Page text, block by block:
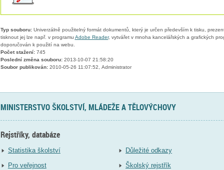
Typ souboru:Univerzálně použitelný formát dokumentů, který je určen především k tisku,
tisknout jej lze např. v programu Adobe Reader, vytvářet v mnoha kancelářských a grafických
doporučován k použití na webu.
Počet stažení:745
Poslední změna souboru:2013-10-07 21:58:20
Soubor publikován:2010-05-26 11:07:52, Administrator
MINISTERSTVO ŠKOLSTVÍ, MLÁDEŽE A TĚLOVÝCHOVY
Rejstříky, databáze
Statistika školství
Pro veřejnost
Důležité odkazy
Školský rejstřík